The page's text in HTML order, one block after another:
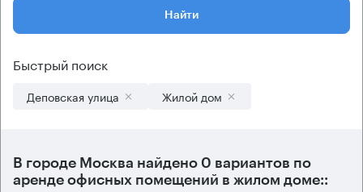
Найти
Быстрый поиск
Деповская улица Жилой дом
В городе Москва найдено 0 вариантов по
аренде офисных помещений в жилом доме::